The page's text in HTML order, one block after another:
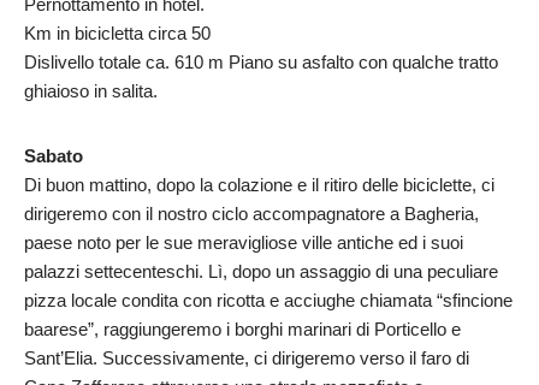
Pernottamento in hotel.
Km in bicicletta circa 50
Dislivello totale ca. 610 m Piano su asfalto con qualche tratto
ghiaioso in salita.
Sabato
Di buon mattino, dopo la colazione e il ritiro delle biciclette, ci
dirigeremo con il nostro ciclo accompagnatore a Bagheria,
paese noto per le sue meravigliose ville antiche ed i suoi
palazzi settecenteschi. Lì, dopo un assaggio di una peculiare
pizza locale condita con ricotta e acciughe chiamata “sfincione
baarese”, raggiungeremo i borghi marinari di Porticello e
Sant’Elia. Successivamente, ci dirigeremo verso il faro di